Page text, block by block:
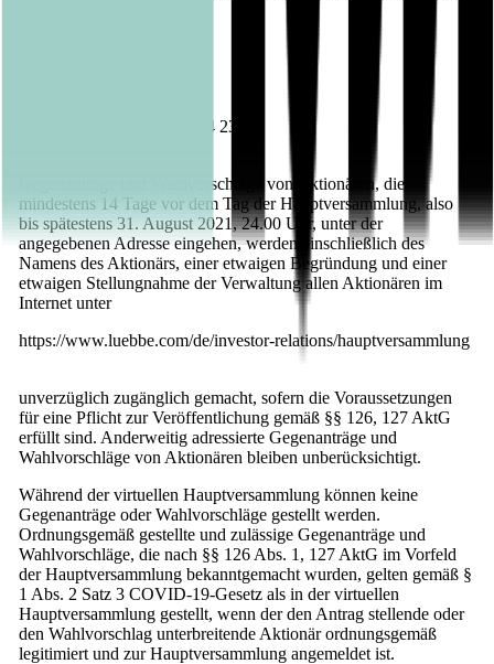
Telefax: +49 (0)40 63 78 54 23
Gegenanträge und Wahlvorschläge von Aktionären, die
mindestens 14 Tage vor dem Tag der Hauptversammlung, also
bis spätestens 31. August 2021, 24.00 Uhr, unter der
angegebenen Adresse eingehen, werden einschließlich des
Namens des Aktionärs, einer etwaigen Begründung und einer
etwaigen Stellungnahme der Verwaltung allen Aktionären im
Internet unter
https://www.luebbe.com/de/investor-relations/hauptversammlung
unverzüglich zugänglich gemacht, sofern die Voraussetzungen
für eine Pflicht zur Veröffentlichung gemäß §§ 126, 127 AktG
erfüllt sind. Anderweitig adressierte Gegenanträge und
Wahlvorschläge von Aktionären bleiben unberücksichtigt.
Während der virtuellen Hauptversammlung können keine
Gegenanträge oder Wahlvorschläge gestellt werden.
Ordnungsgemäß gestellte und zulässige Gegenanträge und
Wahlvorschläge, die nach §§ 126 Abs. 1, 127 AktG im Vorfeld
der Hauptversammlung bekanntgemacht wurden, gelten gemäß §
1 Abs. 2 Satz 3 COVID-19-Gesetz als in der virtuellen
Hauptversammlung gestellt, wenn der den Antrag stellende oder
den Wahlvorschlag unterbreitende Aktionär ordnungsgemäß
legitimiert und zur Hauptversammlung angemeldet ist.